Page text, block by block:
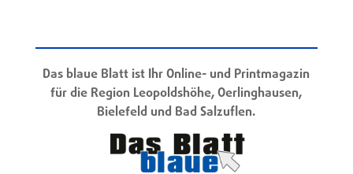
Das blaue Blatt ist Ihr Online- und Printmagazin
für die Region Leopoldshöhe, Oerlinghausen,
Bielefeld und Bad Salzuflen.